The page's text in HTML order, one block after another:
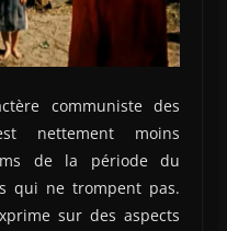
communiste des
nettement moins
de la période du
qui ne trompent pas.
sur des aspects